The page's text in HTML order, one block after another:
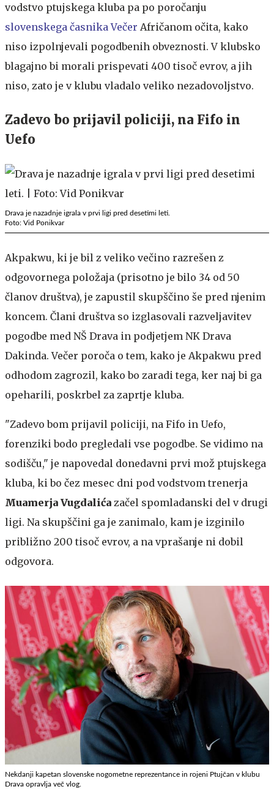
vodstvo ptujskega kluba pa po poročanju
slovenskega časnika Večer Afričanom očita, kako
niso izpolnjevali pogodbenih obveznosti. V klubsko
blagajno bi morali prispevati 400 tisoč evrov, a jih
niso, zato je v klubu vladalo veliko nezadovoljstvo.
Zadevo bo prijavil policiji, na Fifo in
Uefo
Drava je nazadnje igrala v prvi ligi pred desetimi leti.
Foto: Vid Ponikvar
Akpakwu, ki je bil z veliko večino razrešen z
odgovornega položaja (prisotno je bilo 34 od 50
članov društva), je zapustil skupščino še pred njenim
koncem. Člani društva so izglasovali razveljavitev
pogodbe med NŠ Drava in podjetjem NK Drava
Dakinda. Večer poroča o tem, kako je Akpakwu pred
odhodom zagrozil, kako bo zaradi tega, ker naj bi ga
opeharili, poskrbel za zaprtje kluba.
"Zadevo bom prijavil policiji, na Fifo in Uefo,
forenziki bodo pregledali vse pogodbe. Se vidimo na
sodišču," je napovedal donedavni prvi mož ptujskega
kluba, ki bo čez mesec dni pod vodstvom trenerja
Muamerja Vugdalića začel spomladanski del v drugi
ligi. Na skupščini ga je zanimalo, kam je izginilo
približno 200 tisoč evrov, a na vprašanje ni dobil
odgovora.
Nekdanji kapetan slovenske nogometne reprezentance in rojeni Ptujčan v klubu
Drava opravlja več vlog.